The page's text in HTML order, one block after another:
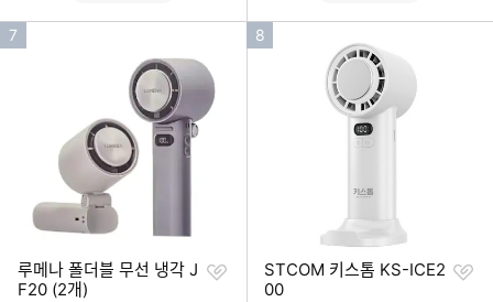
인
7
루메나 폴더블 무선 냉각 J
F20 (2개)
찜
인
8
STCOM 키스톰 KS-ICE2
00
찜